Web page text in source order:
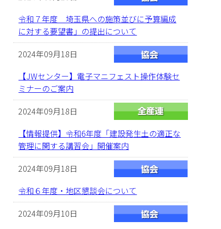
令和７年度 埼玉県への施策並びに予算編成
に対する要望書」の提出について
2024年09月18日
【JWセンター】電子マニフェスト操作体験セ
ミナーのご案内
2024年09月18日
【情報提供】令和6年度「建設発生土の適正な
管理に関する講習会」開催案内
2024年09月18日
令和６年度・地区懇談会について
2024年09月10日